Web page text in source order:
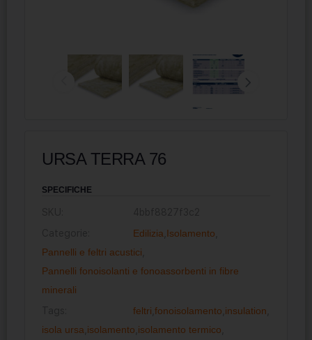
URSA TERRA 76
SPECIFICHE
Edilizia Isolamento
Pannelli e feltri acustici
Pannelli fonoisolanti e fonoassorbenti in fibre
minerali
feltri ,fonoisolamento insulation
isola ursa isolamento isolamento termico